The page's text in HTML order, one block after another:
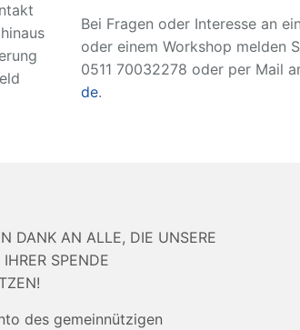
Bei Fragen oder Interesse an
oder einem Workshop melden
0511 70032278 oder per Mail
de.
DANK AN ALLE, DIE UNSERE
SPENDE
des gemeinnützigen